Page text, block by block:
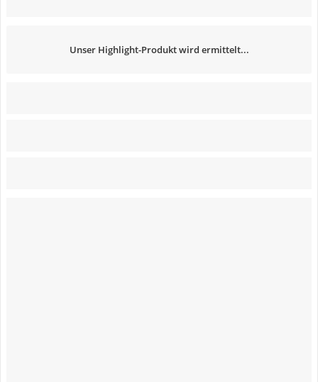
Unser Highlight-Produkt wird ermittelt...